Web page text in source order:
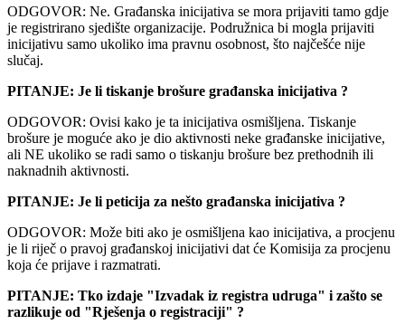
ODGOVOR: Ne. Građanska inicijativa se mora prijaviti tamo gdje
je registrirano sjedište organizacije. Podružnica bi mogla prijaviti
inicijativu samo ukoliko ima pravnu osobnost, što najčešće nije
slučaj.
PITANJE: Je li tiskanje brošure građanska inicijativa ?
ODGOVOR: Ovisi kako je ta inicijativa osmišljena. Tiskanje
brošure je moguće ako je dio aktivnosti neke građanske inicijative,
ali NE ukoliko se radi samo o tiskanju brošure bez prethodnih ili
naknadnih aktivnosti.
PITANJE: Je li peticija za nešto građanska inicijativa ?
ODGOVOR: Može biti ako je osmišljena kao inicijativa, a procjenu
je li riječ o pravoj građanskoj inicijativi dat će Komisija za procjenu
koja će prijave i razmatrati.
PITANJE: Tko izdaje "Izvadak iz registra udruga" i zašto se
razlikuje od "Rješenja o registraciji" ?